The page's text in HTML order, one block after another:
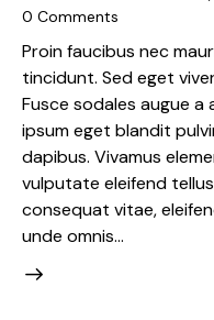
0 Comments
Proin faucibus nec
tincidunt. Sed eget
Fusce sodales augue a
ipsum eget blandit
dapibus. Vivamus
vulputate eleifend
consequat vitae,
unde omnis…